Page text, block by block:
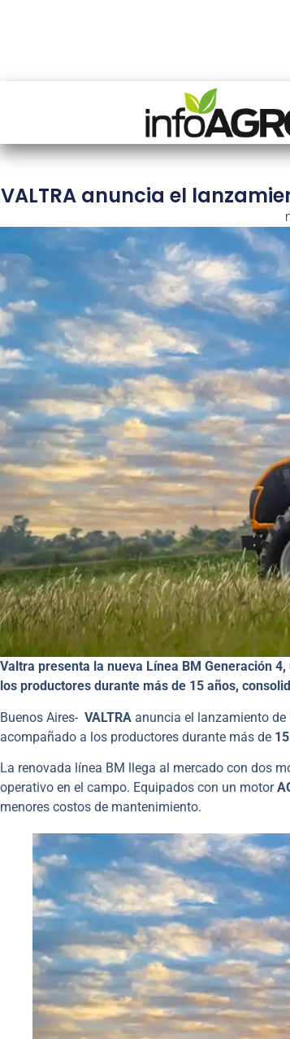
VALTRA anuncia el
Valtra presenta la nueva Línea BM Generación
los productores durante más de 15 años,
Buenos Aires- VALTRA anuncia el lanzamiento de
acompañado a los productores durante más de
La renovada línea BM llega al mercado con dos
operativo en el campo. Equipados con un motor
menores costos de mantenimiento.